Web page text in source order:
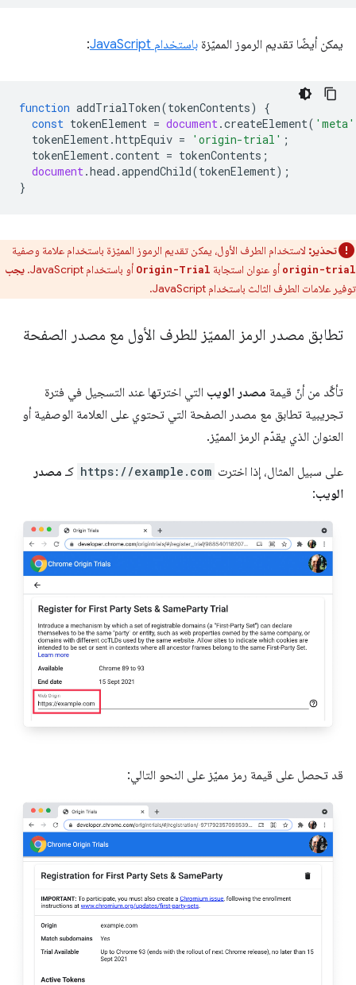
يمكن أيضًا تقديم الرموز المميّزة باستخدام JavaScript :
function addTrialToken(tokenContents)
{
const tokenElement = document .createElement( 'meta'
tokenElement .httpEquiv = 'origin-trial' ;
tokenElement .content = tokenContents ;
document .head .appendChild(tokenElement);
}
تحذير: لاستخدام الطرف الأول، يمكن تقديم الرموز المميّزة باستخدام علامة وصفية
origin-trial أو عنوان استجابة Origin-Trial أو باستخدام JavaScript.
يجب
توفير علامات الطرف الثالث باستخدام JavaScript.
تطابق مصدر الرمز المميّز للطرف الأول مع مصدر الصفحة
تأكَّد من أنّ قيمة مصدر الويب التي اخترتها عند التسجيل في فترة
تجريبية تطابق مع مصدر الصفحة التي تحتوي على العلامة الوصفية أو
العنوان الذي يقدّم الرمز المميّز.
على سبيل المثال، إذا اخترت https://example.com كـ مصدر
الويب:
قد تحصل على قيمة رمز مميّز على النحو التالي: